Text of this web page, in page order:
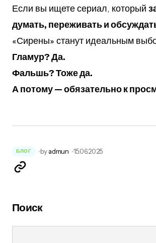
Если вы ищете сериал, который
думать, переживать и
«Сирены» станут идеальным
Гламур? Да.
Фальшь? Тоже да.
А потому — обязательно к
БЛОГ by admun 15.06.2025
Поиск